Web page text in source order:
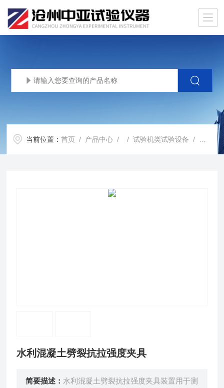
当前位置：首页 / 产品中心 / /试验机类试验设备 / 水利混凝土劈裂抗拉强度夹具
水利混凝土劈裂抗拉强度夹具
简要描述： 水利混凝土劈裂抗拉强度夹具装置用于测